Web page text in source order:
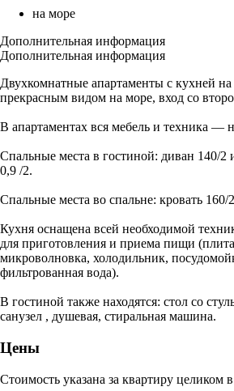
на море
Дополнительная информация
Дополнительная информация
Двухкомнатные апартаменты с кухней
прекрасным видом на море, вход со
В апартаментах вся мебель и техника —
Спальные места в гостиной: диван 140/2
0,9 /2.
Спальные места во спальне: кровать 160/2
Кухня оснащена всей необходимой
для приготовления и приема пищи
микроволновка, холодильник,
фильтрованная вода).
В гостиной также находятся: стол со
санузел , душевая, стиральная машина.
Цены
Стоимость указана за квартиру целиком